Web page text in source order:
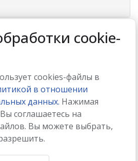
cookie-
cookies-файлы в
в отношении
данных. Нажимая
соглашаетесь на
Вы можете выбрать,